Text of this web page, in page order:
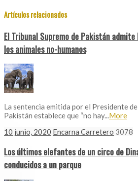
Artículos relacionados
El Tribunal Supremo de Pakistán
los animales no-humanos
La sentencia emitida por el Presidente
Pakistán establece que “no hay...More
10 junio, 2020 Encarna Carretero 3078
Los últimos elefantes de un circo de
conducidos a un parque